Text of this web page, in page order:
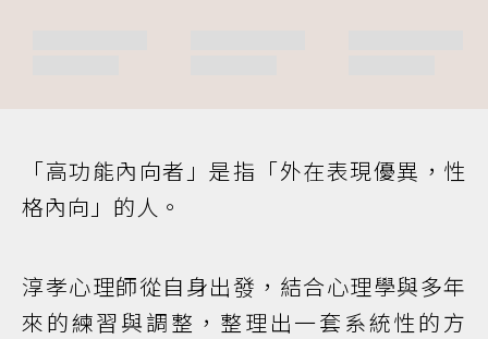
「高功能內向者」是指「外在表現優異，性
格內向」的人。
淳孝心理師從自身出發，結合心理學與多年
來的練習與調整，整理出一套系統性的方